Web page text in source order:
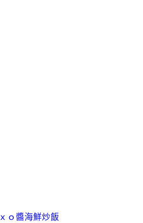
ｘｏ醬海鮮炒飯